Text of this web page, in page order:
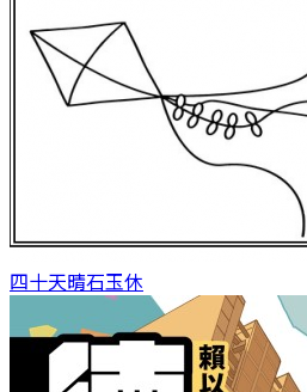
四十天晴石玉休